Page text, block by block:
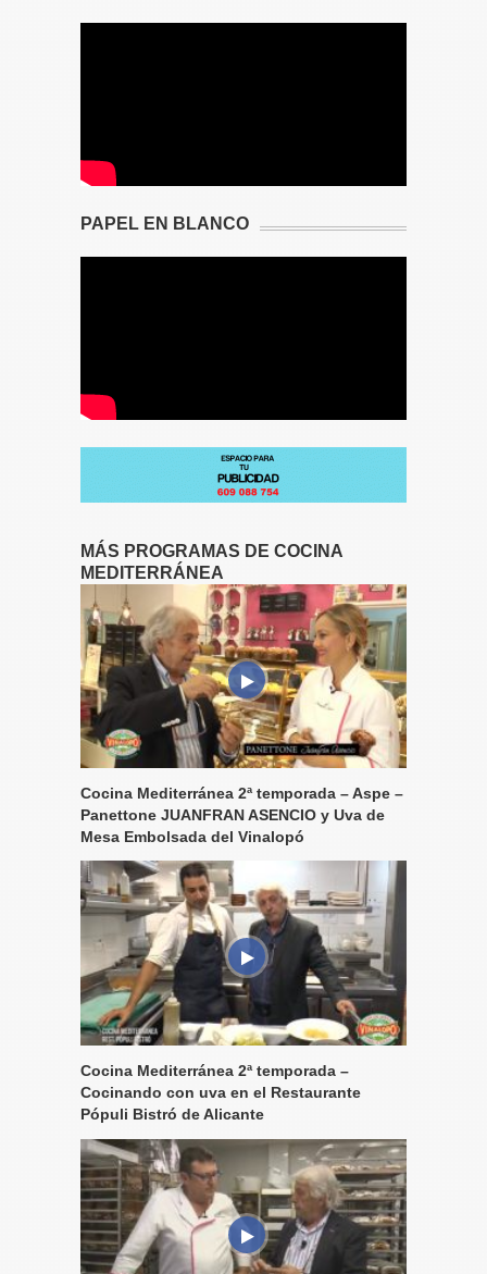
PAPEL EN BLANCO
MÁS PROGRAMAS DE COCINA
MEDITERRÁNEA
Cocina Mediterránea 2ª temporada – Aspe –
Panettone JUANFRAN ASENCIO y Uva de
Mesa Embolsada del Vinalopó
Cocina Mediterránea 2ª temporada –
Cocinando con uva en el Restaurante
Pópuli Bistró de Alicante